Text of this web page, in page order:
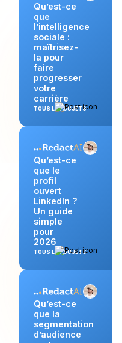
Qu’est-ce
que
l’intelligence
sociale :
maîtrisez-
la pour
faire
progresser
votre
carrière
TOUS LES SUJETS
Qu’est-ce
que le
profil
ouvert
LinkedIn ?
Un guide
simple
pour
2026
TOUS LES SUJETS
Qu’est-ce
que la
segmentation
d’audience